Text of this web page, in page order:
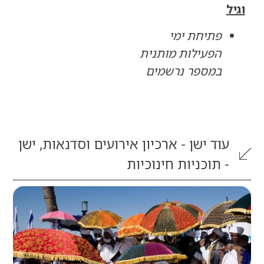
פתיחת ימי
הפעילות מותנית
במספר נרשמים
עוד ישן - ארכיון אירועים וסדנאות,ישן
- תוכניות חינוכיות